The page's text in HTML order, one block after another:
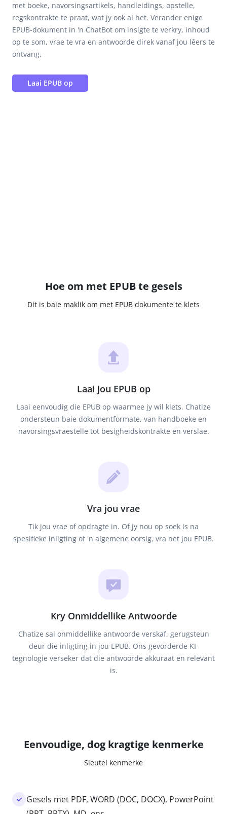
met boeke, navorsingsartikels, handleidings, opstelle,
regskontrakte te praat, wat jy ook al het. Verander enige
EPUB-dokument in 'n ChatBot om insigte te verkry, inhoud
op te som, vrae te vra en antwoorde direk vanaf jou lêers te
ontvang.
Laai EPUB op
Hoe om met EPUB te gesels
Dit is baie maklik om met EPUB dokumente te klets
Laai jou EPUB op
Laai eenvoudig die EPUB op waarmee jy wil klets. Chatize
ondersteun baie dokumentformate, van handboeke en
navorsingsvraestelle tot besigheidskontrakte en verslae.
Vra jou vrae
Tik jou vrae of opdragte in. Of jy nou op soek is na
spesifieke inligting of 'n algemene oorsig, vra net jou EPUB.
Kry Onmiddellike Antwoorde
Chatize sal onmiddellike antwoorde verskaf, gerugsteun
deur die inligting in jou EPUB. Ons gevorderde KI-
tegnologie verseker dat die antwoorde akkuraat en relevant
is.
Eenvoudige, dog kragtige kenmerke
Sleutel kenmerke
Gesels met PDF, WORD (DOC, DOCX), PowerPoint